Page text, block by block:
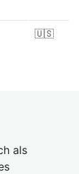
🇺🇸
als